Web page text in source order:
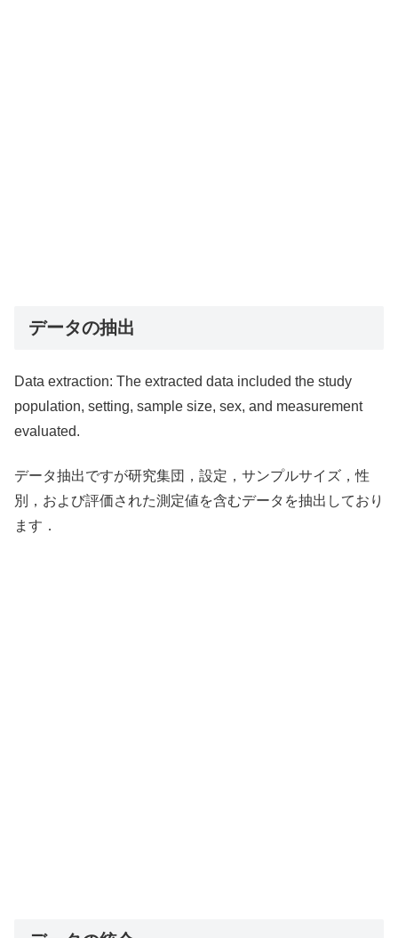
データの抽出
Data extraction: The extracted data included the study
population, setting, sample size, sex, and measurement
evaluated.
データ抽出ですが研究集団，設定，サンプルサイズ，性
別，および評価された測定値を含むデータを抽出しており
ます．